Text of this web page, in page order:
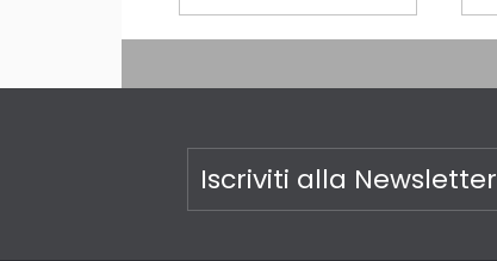
Iscriviti alla Newsletter